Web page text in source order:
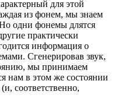
для этой
из фонем, мы знаем
одни фонемы длятся
практически
информация о
Сгенерировав звук,
мы принимаем
нам в этом же состоянии
соответственно,